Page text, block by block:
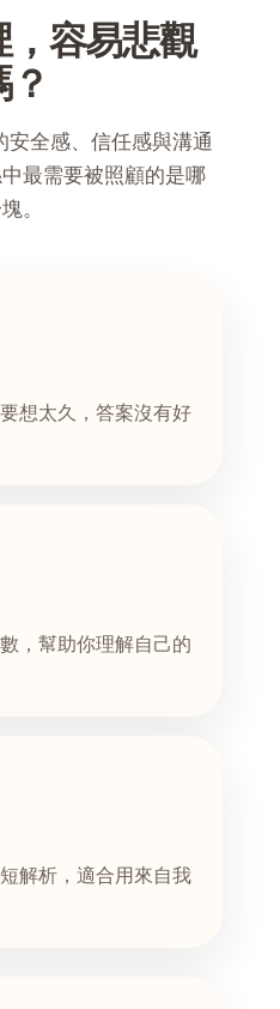
容易悲觀
？
安全感、信任感與溝通
最需要被照顧的是哪
。
想太久，答案沒有好
，幫助你理解自己的
解析，適合用來自我